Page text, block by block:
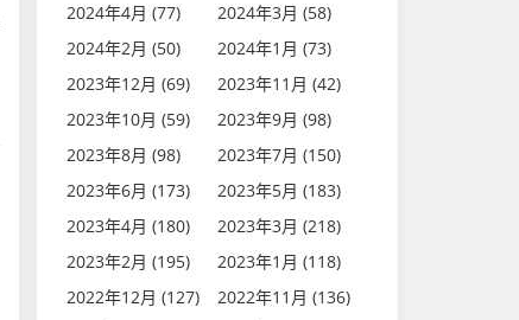
2024年4月 (77)
2024年3月 (58)
2024年2月 (50)
2024年1月 (73)
2023年12月 (69)
2023年11月 (42)
2023年10月 (59)
2023年9月 (98)
2023年8月 (98)
2023年7月 (150)
2023年6月 (173)
2023年5月 (183)
2023年4月 (180)
2023年3月 (218)
2023年2月 (195)
2023年1月 (118)
2022年12月 (127)
2022年11月 (136)